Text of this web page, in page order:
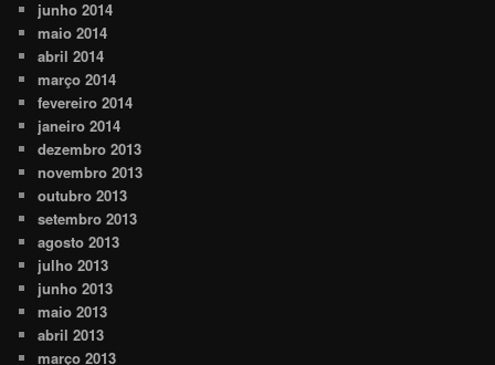
junho 2014
maio 2014
abril 2014
março 2014
fevereiro 2014
janeiro 2014
dezembro 2013
novembro 2013
outubro 2013
setembro 2013
agosto 2013
julho 2013
junho 2013
maio 2013
abril 2013
março 2013